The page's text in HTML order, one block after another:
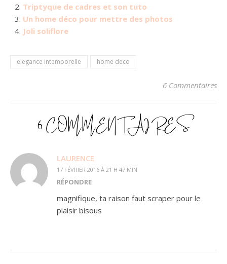
Triptyque de cadres et son tuto
Un home déco pour mettre des photos
Joli soliflore
elegance intemporelle home deco
6 Commentaires
6 COMMENTAIRES
LAURENCE
17 FÉVRIER 2016 À 21 H 47 MIN
RÉPONDRE
magnifique, ta raison faut scraper pour le
plaisir bisous